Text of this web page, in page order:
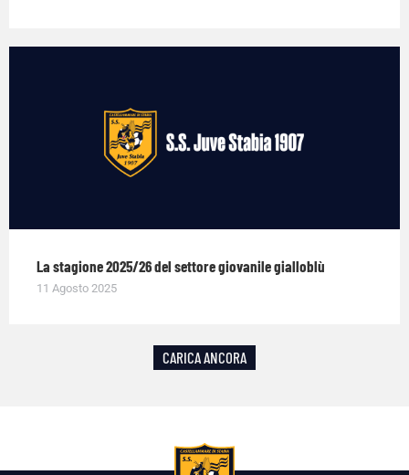
La stagione 2025/26 del settore giovanile gialloblù
11 Agosto 2025
CARICA ANCORA